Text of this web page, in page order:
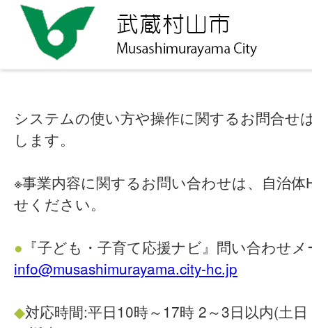
システムの使い方や操作に関するお問合せ
します。
※事業内容に関するお問い合わせは、自治
せください。
● 『子ども・子育て応援ナビ』問い合わせ
info@musashimurayama.city-hc.jp
◆対応時間:平日10時～17時 2～3日以内(土